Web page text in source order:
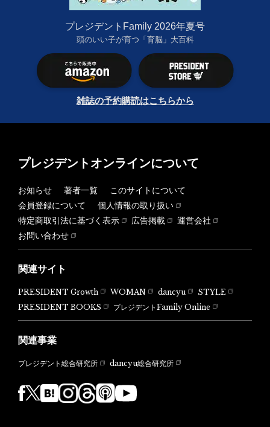
プレジデントFamily 2026年夏号
頭のいい子が育つ「育脳」大百科
雑誌の予約購読はこちらから
プレジデントオンラインについて
お知らせ 著者一覧
このサイトについて
会員登録について
個人情報の取り扱い
特定商取引法に基づく表示
広告掲載
運営会社
お問い合わせ
関連サイト
PRESIDENT Growth WOMAN dancyu
STYLE
PRESIDENT BOOKS
プレジデントFamily Online
関連事業
プレジデント総合研究所 dancyu総合研究所